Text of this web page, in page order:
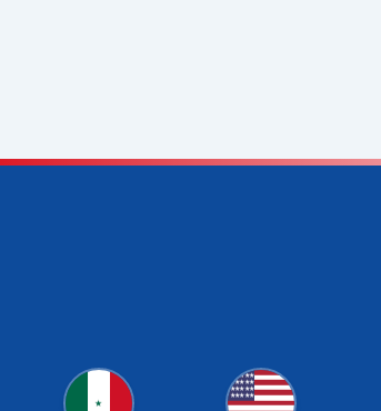
★
★★★★
★★★★★
★★★★★
★★★★★